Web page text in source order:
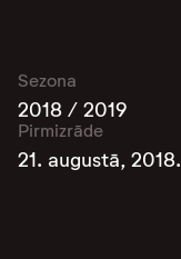
Sezona
2018 / 2019
Pirmizrāde
21. augustā, 2018.